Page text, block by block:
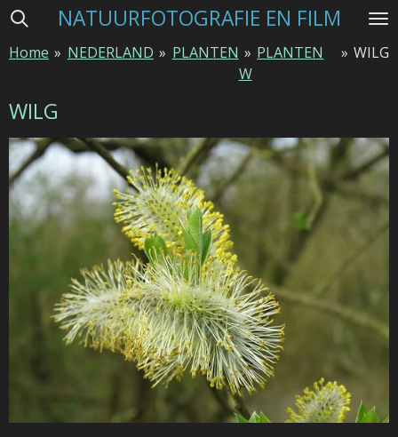
Ga
naar
hoofdinhoud
NATUURFOTOGRAFIE EN FILM
Home » NEDERLAND » PLANTEN » PLANTEN
W
» WILG
WILG